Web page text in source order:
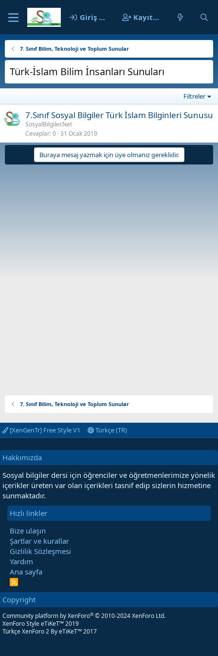
Giriş yap Kayıt ol
7. Sınıf Bilim, Teknoloji ve Toplum Sunular
Türk-İslam Bilim İnsanları Sunuları
Filtreler
7.Sınıf Sosyal Bilgiler Türk İslam Bilginleri Sunusu
SosyalBilgiler.Net
Cevaplar 0 31 Ocak 2019
Buraya mesaj yazmak için üye olmanız gereklidir.
7. Sınıf Bilim, Teknoloji ve Toplum Sunular
[XenGenTr] Free Style V1 Türkçe (TR)
Hakkımızda
Sosyal bilgiler dersi için öğrenciler ve öğretmenlerimize yönelik
içerikler üreten var olan içerikleri tasnif edip sizlerin hizmetine
sunmaktadır.
Hızlı linkler
Bize ulaşın
Şartlar ve kurallar
Gizlilik Sözleşmesi
Yardım
Ana sayfa
R
S
Copyright
Community platform by XenForo® © 2010-2024 XenForo Ltd.
XenForo Style eTiKeT™ 2019
Türkçe XenForo 2 By eTiKeT™ 2017